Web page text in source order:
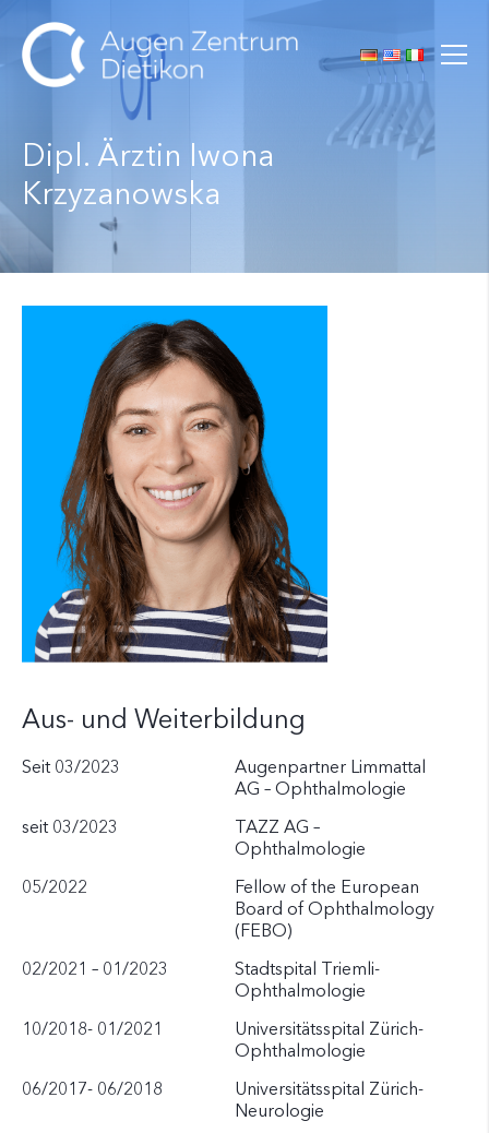
Dipl. Ärztin Iwona
Krzyzanowska
Aus- und Weiterbildung
Seit 03/2023
Augenpartner Limmattal
AG – Ophthalmologie
seit 03/2023
TAZZ AG –
Ophthalmologie
05/2022
Fellow of the European
Board of Ophthalmology
(FEBO)
02/2021 – 01/2023
Stadtspital Triemli-
Ophthalmologie
10/2018- 01/2021
Universitätsspital Zürich-
Ophthalmologie
06/2017- 06/2018
Universitätsspital Zürich-
Neurologie